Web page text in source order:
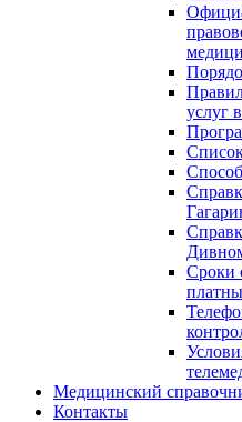
Сроки
Медицинский
Контакты